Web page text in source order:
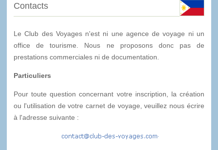
Contacts
Le Club des Voyages n'est ni une agence de voyage ni un
office de tourisme. Nous ne proposons donc pas de
prestations commerciales ni de documentation.
Particuliers
Pour toute question concernant votre inscription, la création
ou l'utilisation de votre carnet de voyage, veuillez nous écrire
à l'adresse suivante :